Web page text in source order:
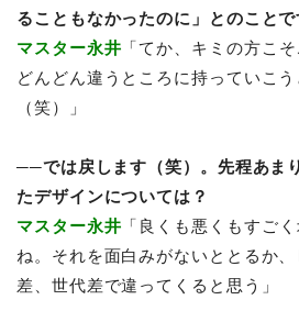
ることもなかったのに」とのことで
マスター永井 「てか、キミの方こ
どんどん違うところに持っていこ
（笑）」
──では戻します（笑）。先程あま
たデザインについては？
マスター永井 「良くも悪くもすご
ね。それを面白みがないととるか
差、世代差で違ってくると思う」